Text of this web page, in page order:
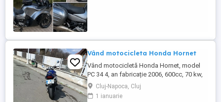
Vând motocicleta Honda Hornet
Vând motocicletă Honda Hornet, model
PC 34 4, an fabricație 2006, 600cc, 70 kw,
98 cp, inspecție tehnică valabilă până în
august 2027 . Preț 1900 euro
Cluj-Napoca, Cluj
1 ianuarie